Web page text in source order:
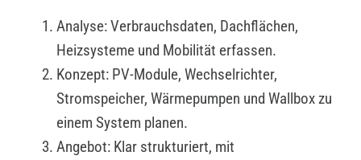
Analyse: Verbrauchsdaten, Dachflächen,
Heizsysteme und Mobilität erfassen.
Konzept: PV-Module, Wechselrichter,
Stromspeicher, Wärmepumpen und Wallbox zu
einem System planen.
Angebot: Klar strukturiert, mit